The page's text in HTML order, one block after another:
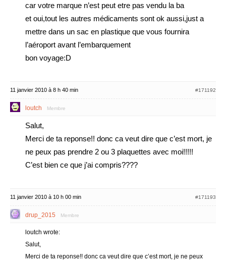
car votre marque n’est peut etre pas vendu la ba
et oui,tout les autres médicaments sont ok aussi,just a
mettre dans un sac en plastique que vous fournira
l’aéroport avant l’embarquement
bon voyage:D
11 janvier 2010 à 8 h 40 min #171192
loutch Membre
Salut,
Merci de ta reponse!! donc ca veut dire que c’est mort, je
ne peux pas prendre 2 ou 3 plaquettes avec moi!!!!!
C’est bien ce que j’ai compris????
11 janvier 2010 à 10 h 00 min #171193
drup_2015 Membre
loutch wrote:
Salut,
Merci de ta reponse!! donc ca veut dire que c’est mort, je ne peux